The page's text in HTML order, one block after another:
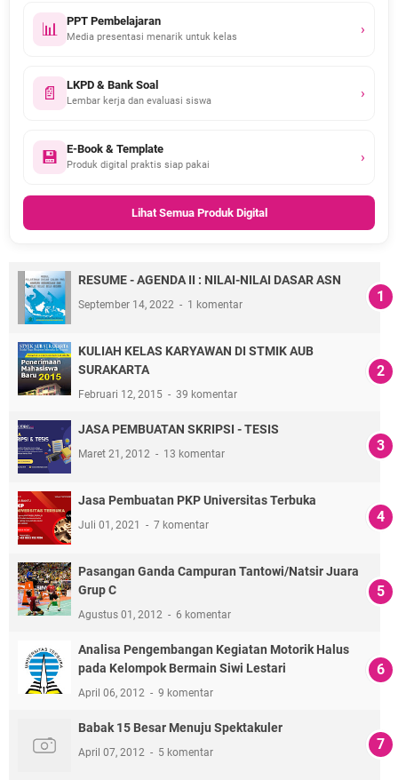
📊 PPT Pembelajaran
Media presentasi menarik untuk kelas ›
📄 LKPD & Bank Soal
Lembar kerja dan evaluasi siswa ›
💾 E-Book & Template
Produk digital praktis siap pakai ›
Lihat Semua Produk Digital
RESUME - AGENDA II : NILAI-NILAI DASAR ASN
September 14, 2022 1 komentar
KULIAH KELAS KARYAWAN DI STMIK AUB
SURAKARTA
Februari 12, 2015 39 komentar
JASA PEMBUATAN SKRIPSI - TESIS
Maret 21, 2012 13 komentar
Jasa Pembuatan PKP Universitas Terbuka
Juli 01, 2021 7 komentar
Pasangan Ganda Campuran Tantowi/Natsir Juara
Grup C
Agustus 01, 2012 6 komentar
Analisa Pengembangan Kegiatan Motorik Halus
pada Kelompok Bermain Siwi Lestari
April 06, 2012 9 komentar
Babak 15 Besar Menuju Spektakuler
April 07, 2012 5 komentar